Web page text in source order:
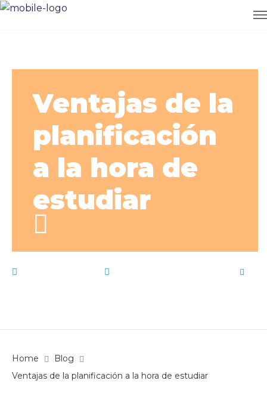
Ventajas de la
planificación
a la hora de
estudiar
Home
Blog
Ventajas de la planificación a la hora de estudiar